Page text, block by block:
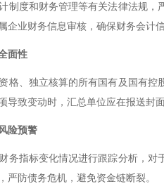
制度和财务管理等有关法律法规
业财务信息审核，确保财务会计信
面性
格、独立核算的所有国有及国有控
导致变动时，汇总单位应在报送封
险预警
务指标变化情况进行跟踪分析，
防债务危机，避免资金链断裂。